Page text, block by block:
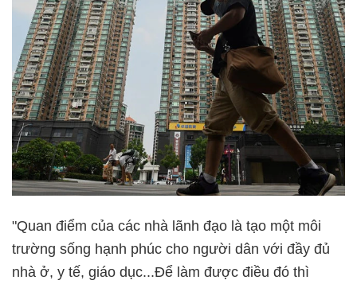
"Quan điểm của các nhà lãnh đạo là tạo một môi
trường sống hạnh phúc cho người dân với đầy đủ
nhà ở, y tế, giáo dục...Để làm được điều đó thì